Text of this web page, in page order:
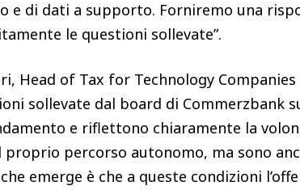
e di dati a supporto. Forniremo una
le questioni sollevate”.
Head of Tax for Technology Companies
sollevate dal board di Commerzbank
e riflettono chiaramente la
proprio percorso autonomo, ma sono
emerge è che a queste condizioni